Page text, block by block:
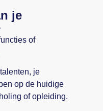
je
of
je
op de huidige
of opleiding.